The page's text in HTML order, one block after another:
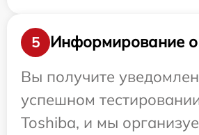
5
Информирование о
Вы получите
успешном
Toshiba, и мы